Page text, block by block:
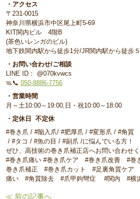
・アクセス
〒231-0015
神奈川県横浜市中区尾上町5-69
KIT関内ビル 4階B
(茶色いレンガのビル)
地下鉄関内駅から徒歩1分/JR関内駅から徒歩
・お問い合わせ/ご相談
LINE ID： @070kvwcs
℡📞 050-8886-7756
・営業時間
月～土10:00～19:00,日・祝10:00～18:00
・定休日 不定休
#巻き爪 / #陥入爪/ #肥厚爪 / #変形爪 / #角質
/ #タコ / #魚の目 / #副爪 /に悩んでいる方！
ぜひ、高技術の巻き爪補正店へお問い合わせく
#巻き爪痛い #巻き爪ケア #巻き爪改善 #
巻き爪補正 #巻き爪カット #足裏角質ケア
痛い #角質除去 #爪甲鉤彎症 #関内 #横
≪ 前の記事へ